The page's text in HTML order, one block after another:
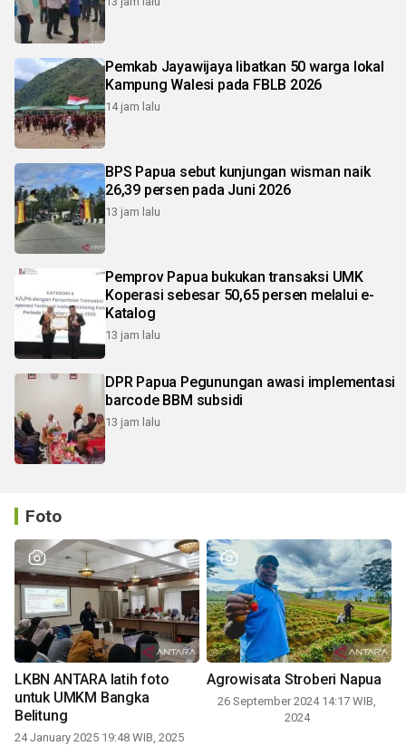
Pemkab Jayawijaya libatkan 50 warga lokal
Kampung Walesi pada FBLB 2026
14 jam lalu
BPS Papua sebut kunjungan wisman naik
26,39 persen pada Juni 2026
13 jam lalu
Pemprov Papua bukukan transaksi UMK
Koperasi sebesar 50,65 persen melalui e-
Katalog
13 jam lalu
DPR Papua Pegunungan awasi implementasi
barcode BBM subsidi
13 jam lalu
Foto
LKBN ANTARA latih foto
untuk UMKM Bangka
Belitung
24 January 2025 19:48 WIB, 2025
Agrowisata Stroberi Napua
26 September 2024 14:17 WIB,
2024